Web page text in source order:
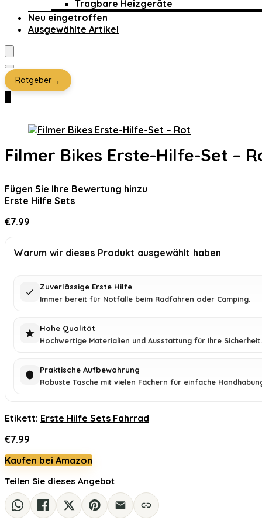
Tragbare Heizgeräte
Neu eingetroffen
Ausgewählte Artikel
Ratgeber→
Filmer Bikes Erste-Hilfe-Set –
Fügen Sie Ihre Bewertung hinzu
Erste Hilfe Sets
€7.99
Warum wir dieses Produkt ausgewählt haben
Zuverlässige Erste Hilfe
Immer bereit für Notfälle beim Radfahren oder Camping.
Hohe Qualität
Hochwertige Materialien und Ausstattung für Ihre Sicherheit.
Praktische Aufbewahrung
Robuste Tasche mit vielen Fächern für einfache
Etikett: Erste Hilfe Sets Fahrrad
€7.99
Kaufen bei Amazon
Teilen Sie dieses Angebot